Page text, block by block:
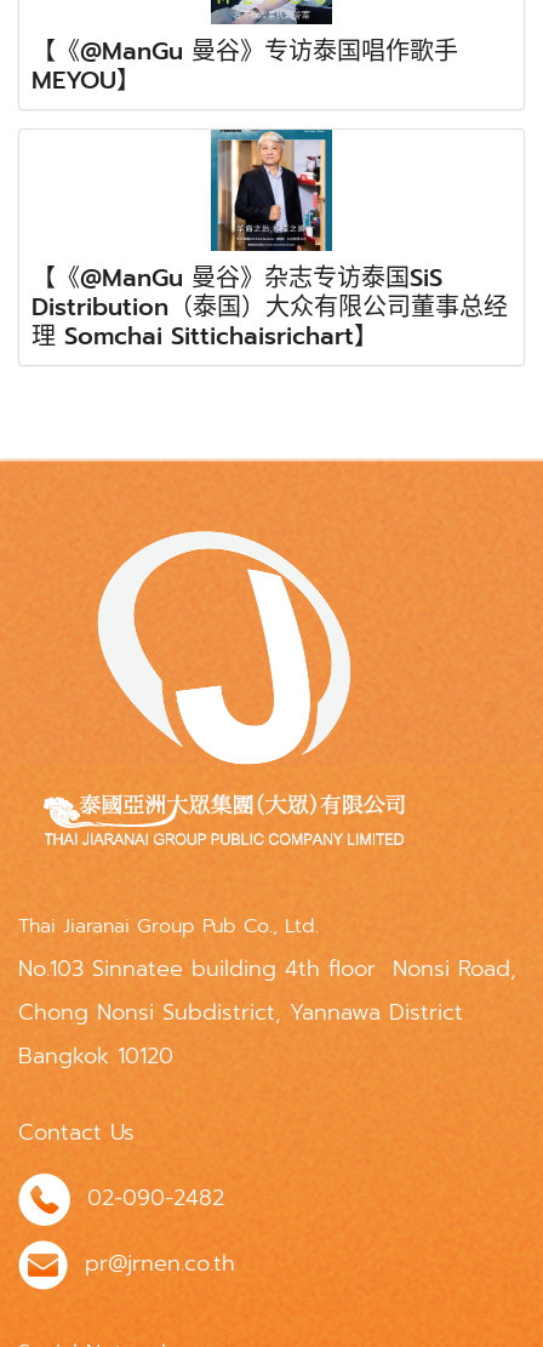
【《@ManGu 曼谷》专访泰国唱作歌手
MEYOU】
【《@ManGu 曼谷》杂志专访泰国SiS
Distribution（泰国）大众有限公司董事总经
理 Somchai Sittichaisrichart】
Thai Jiaranai Group Pub Co., Ltd.
No.103 Sinnatee building 4th floor Nonsi Road,
Chong Nonsi Subdistrict, Yannawa District
Bangkok 10120
Contact Us
02-090-2482
pr@jrnen.co.th